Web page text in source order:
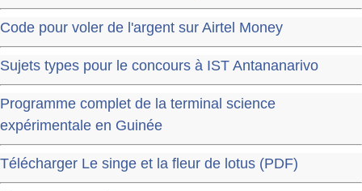
Code pour voler de l'argent sur Airtel Money
Sujets types pour le concours à IST Antananarivo
Programme complet de la terminal science
expérimentale en Guinée
Télécharger Le singe et la fleur de lotus (PDF)